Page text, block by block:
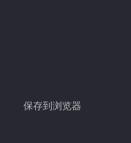
保存到浏览器